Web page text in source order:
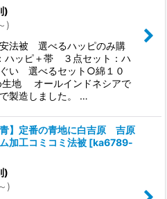
)
)
法被 選べるハッピのみ購
ハッピ＋帯 ３点セット：ハ
い 選べるセット○綿１０
生地 オールインドネシアで
製造しました。 …
】定番の青地に白吉原 吉原
加工コミコミ法被 [ka6789-
)
～ )